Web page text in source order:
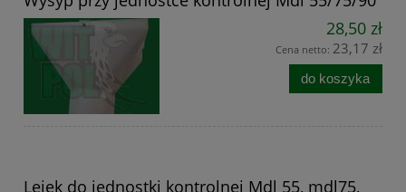
28,50 zł
Cena netto: 23,17 zł
do koszyka
Lejek do jednostki kontrolnej Mdl 55, mdl75,